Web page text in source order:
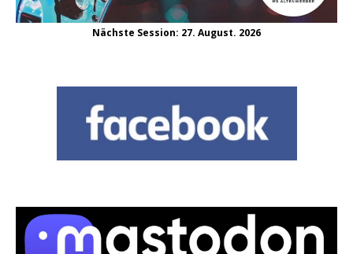
Nächste Session: 27. August. 2026